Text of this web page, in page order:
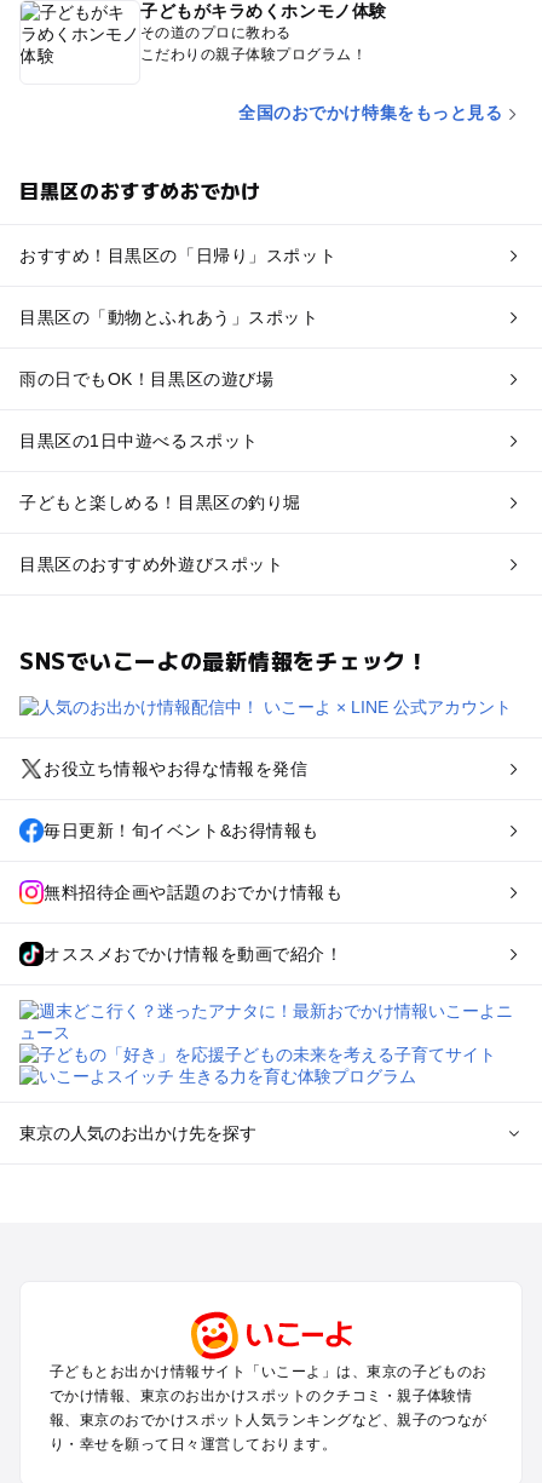
子どもがキラめくホンモノ体験
その道のプロに教わる
こだわりの親子体験プログラム！
全国のおでかけ特集をもっと見る
目黒区のおすすめおでかけ
おすすめ！目黒区の「日帰り」スポット
目黒区の「動物とふれあう」スポット
雨の日でもOK！目黒区の遊び場
目黒区の1日中遊べるスポット
子どもと楽しめる！目黒区の釣り堀
目黒区のおすすめ外遊びスポット
SNSでいこーよの最新情報をチェック！
お役立ち情報やお得な情報を発信
毎日更新！旬イベント&お得情報も
無料招待企画や話題のおでかけ情報も
オススメおでかけ情報を動画で紹介！
東京の人気のお出かけ先を探す
町田・相模原・愛川・上野原のプールお出かけ
渋谷・原宿・恵比寿・中目黒・自由が丘のプールお出かけ
池袋・赤羽・王子・巣鴨・目白・石神井のプールお出かけ
新宿・高田馬場・代々木・千駄ヶ谷のプールお出かけ
銀座・丸の内・日本橋・有楽町・築地・月島のプールお出かけ
子どもとお出かけ情報サイト「いこーよ」は、東京の子どものお
でかけ情報、東京のお出かけスポットのクチコミ・親子体験情
報、東京のおでかけスポット人気ランキングなど、親子のつなが
り・幸せを願って日々運営しております。